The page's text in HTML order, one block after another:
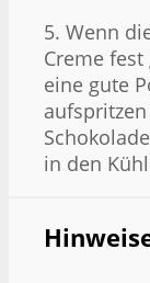
5. Wenn
Creme
eine gute
in den